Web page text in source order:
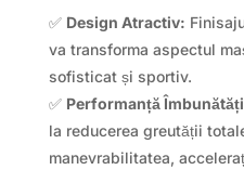
✅ Design Atractiv:
va transforma aspectul
sofisticat și sportiv.
✅ Performanță
la reducerea greutății
manevrabilitatea,